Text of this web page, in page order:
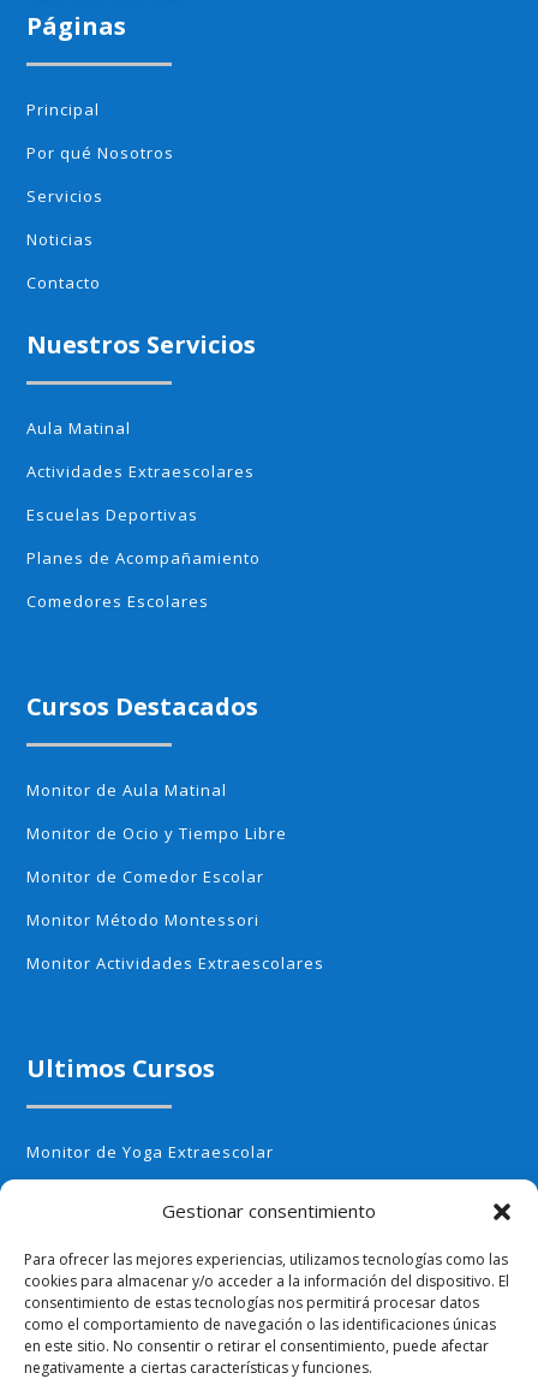
Gestionar consentimiento
Para ofrecer las mejores experiencias, utilizamos tecnologías como las
cookies para almacenar y/o acceder a la información del dispositivo. El
consentimiento de estas tecnologías nos permitirá procesar datos
como el comportamiento de navegación o las identificaciones únicas
en este sitio. No consentir o retirar el consentimiento, puede afectar
negativamente a ciertas características y funciones.
Páginas
Principal
Por qué Nosotros
Servicios
Noticias
Contacto
Nuestros Servicios
Aula Matinal
Actividades Extraescolares
Escuelas Deportivas
Planes de Acompañamiento
Comedores Escolares
Cursos Destacados
Monitor de Aula Matinal
Monitor de Ocio y Tiempo Libre
Monitor de Comedor Escolar
Monitor Método Montessori
Monitor Actividades Extraescolares
Ultimos Cursos
Monitor de Yoga Extraescolar
Monitor de Huerto Escolar
Monitor de Ajedrez